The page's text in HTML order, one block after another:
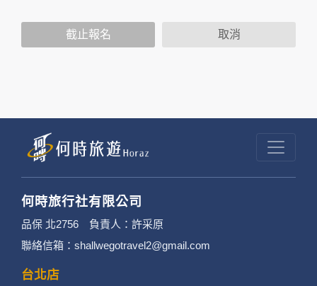
以外的公司 or 網站群，與非何時旅行社有限公
提供的個人資訊，這些廣告廠商或連結網站有其
個別的隱私權保護政策，其資料處理措施不適用
3. 您個人在何時旅行社有限公司旗下網站上的聊
天室或討論區中任意公開個人資料的行為，在非
經加密的保護下，不適用於何時旅行社有限公司
截止報名 取消
何時旅行社有限公司
品保 北2756 負責人：許采原
聯絡信箱：shallwegotravel2@gmail.com
台北店